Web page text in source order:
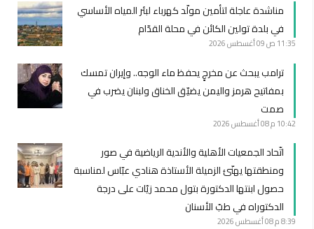
مناشدة عاجلة لتأمين مولّد كهرباء لبئر المياه الأساسي
في بلدة تولين الكائن في محلة القدّام
11:35 ص 09 أغسطس 2026
ترامب يبحث عن مخرجٍ يحفظ ماء الوجه.. وإيران تمسك
بمفاتيح هرمز واليمن يضيّق الخناق ولبنان يضرب في
صمت
10:42 م 08 أغسطس 2026
اتّحاد الجمعيات الأهلية والأندية الرياضية في صور
ومنطقتها يهنّئ الزميلة الأستاذة هنادي عبّاس لمناسبة
حصول ابنتها الدكتورة بتول محمد زيّات على درجة
الدكتوراه في طبّ الأسنان
8:39 م 08 أغسطس 2026